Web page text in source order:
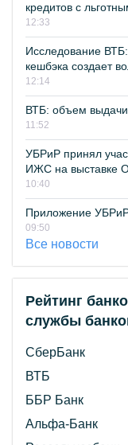
кредитов с
12:33
Исследование
кешбэка создает
12:14
ВТБ: объем выдачи
11:52
УБРиР принял
ИЖС на выставке
10:40
Приложение
09:50
Все новости
Рейтинг
службы
СберБанк
ВТБ
ББР Банк
Альфа-Банк